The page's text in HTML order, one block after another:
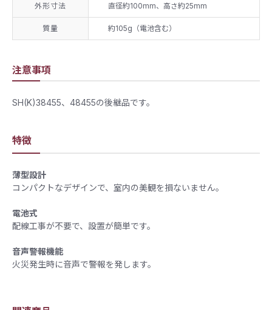
外形寸法 直径約100mm、高さ約25mm
質量 ​約105g（電池含む）
注意事項
SH(K)38455、48455の後継品です。
特徴
薄型設計
コンパクトなデザインで、室内の美観を損ないません。​
電池式
配線工事が不要で、設置が簡単です。​
音声警報機能
​火災発生時に音声で警報を発します。